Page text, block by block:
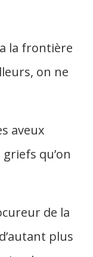
la frontière
on ne
aveux
qu’on
de la
plus